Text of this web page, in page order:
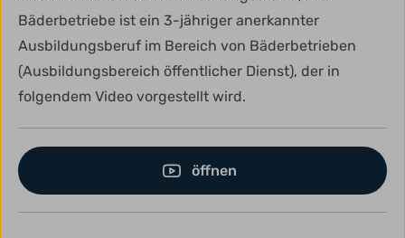
Bäderbetriebe ist ein 3-jähriger anerkannter
Ausbildungsberuf im Bereich von Bäderbetrieben
(Ausbildungsbereich öffentlicher Dienst), der in
folgendem Video vorgestellt wird.
öffnen